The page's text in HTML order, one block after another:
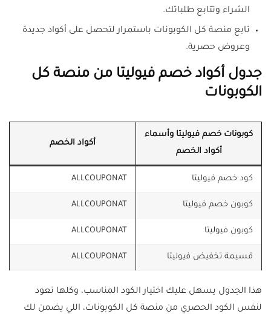
الشراء وتتابع طلباتك.
تابع منصة كل الكوبونات باستمرار لتحصل على أكواد جديدة
وعروض حصرية.
جدول أكواد خصم فيوليتا من منصة كل
الكوبونات
كوبونات خصم فيوليتا وأسماء
أكواد الخصم
أكواد الخصم
كود خصم فيوليتا ALLCOUPONAT
كوبون خصم فيوليتا ALLCOUPONAT
كوبون فيوليتا ALLCOUPONAT
قسيمة تخفيض فيوليتا ALLCOUPONAT
هذا الجدول يسهل عليك اختيار الكود المناسب، وكلها تعود
لنفس الكود الحصري من منصة كل الكوبونات، اللي يضمن لك